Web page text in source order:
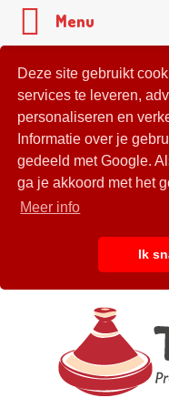
Deze site gebruikt
services te leveren,
personaliseren en
Informatie over je
gedeeld met Google.
ga je akkoord met het
Meer info
Ik
Menu